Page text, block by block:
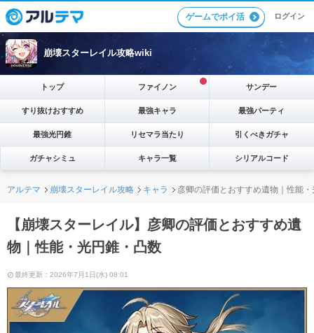
ゲームでポイ活 ログイン
崩壊スターレイル攻略wiki
トップ ファイノン サンデー
すり抜けおすすめ 最強キャラ 最強パーティ
最強光円錐 リセマラ当たり 引くべきガチャ
ガチャシミュ キャラ一覧 シリアルコード
アルテマ 崩壊スターレイル攻略 キャラ 彦卿の評価とおすすめ遺物｜性能
【崩壊スターレイル】彦卿の評価とおすすめ遺
物｜性能・光円錐・凸数
最終更新：2026年7月1日(水) 08:01